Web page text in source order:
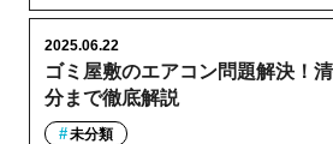
ゴミ屋敷のエアコン問題解決！
分まで徹底解説
2025.06.22
未分類